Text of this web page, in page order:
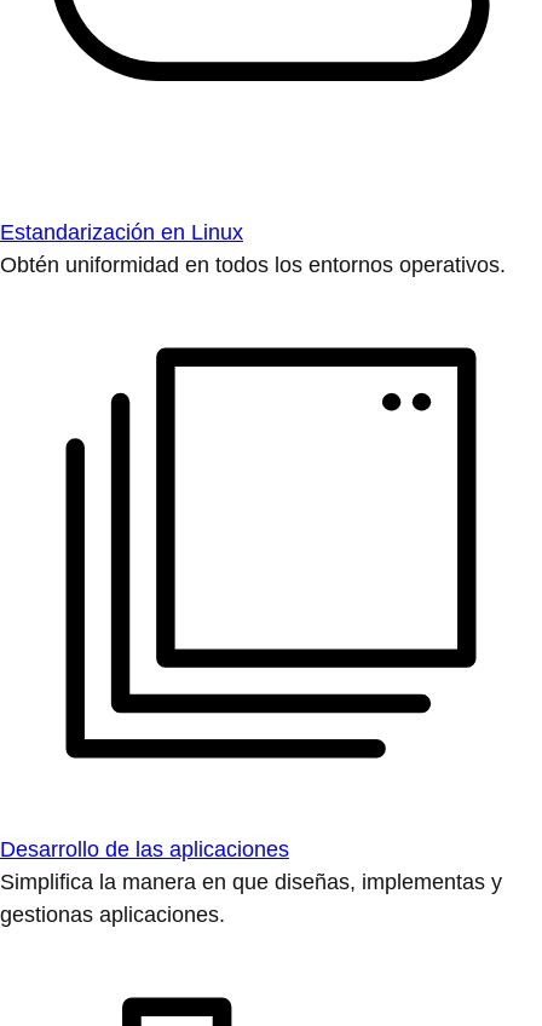
Estandarización en Linux
Obtén uniformidad en todos los entornos operativos.
Desarrollo de las aplicaciones
Simplifica la manera en que diseñas, implementas y
gestionas aplicaciones.